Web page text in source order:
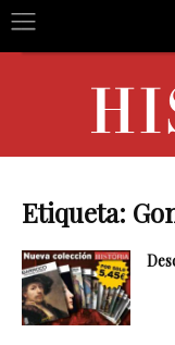
Etiqueta: